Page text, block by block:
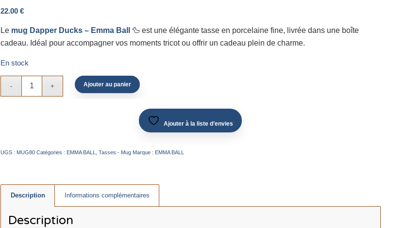
22.00 €
Le mug Dapper Ducks – Emma Ball
🦆 est une élégante tasse en porcelaine fine, livrée dans une boîte
cadeau. Idéal pour accompagner vos moments tricot ou offrir un cadeau plein de charme.
En stock
Ajouter au panier
Ajouter à la liste d’envies
UGS : MUG80 Catégories : EMMA BALL Tasses - Mug Marque : EMMA BALL
Description Informations complémentaires
Description